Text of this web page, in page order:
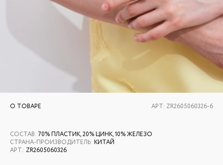
О ТОВАРЕ АРТ: ZR2605060326-6
СОСТАВ: 70% ПЛАСТИК, 20% ЦИНК, 10% ЖЕЛЕЗО
СТРАНА-ПРОИЗВОДИТЕЛЬ: КИТАЙ
АРТ.: ZR2605060326